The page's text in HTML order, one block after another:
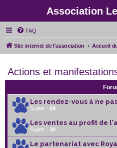
Association
FAQ
Site internet de l'association Accueil
Actions et
Les rendez-vous à ne
Sujets : 59
Les ventes au profit de
Sujets : 30
Le partenariat avec